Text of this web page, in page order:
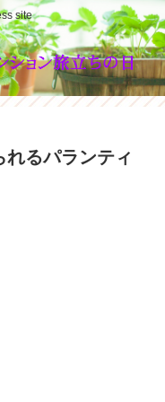
site
るパランティ